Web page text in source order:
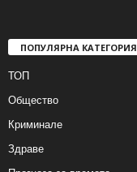
ПОПУЛЯРНА КАТЕГОРИЯ
ТОП
Общество
Криминале
Здраве